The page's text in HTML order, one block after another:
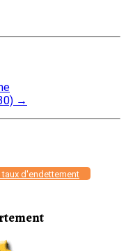
→
taux d'endettement